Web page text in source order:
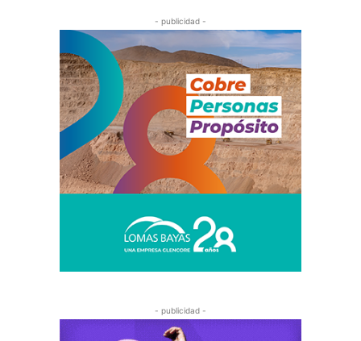
- publicidad -
- publicidad -